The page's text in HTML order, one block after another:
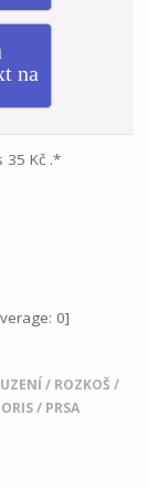
na
35 Kč .*
0]
/ ROZKOŠ /
/ PRSA